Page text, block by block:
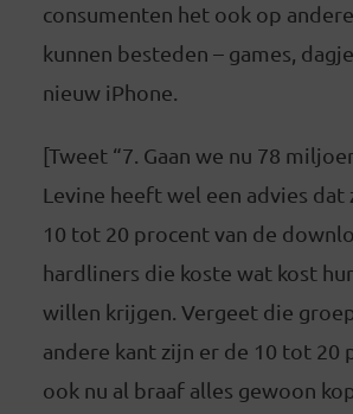
consumenten het ook op
kunnen besteden – games,
nieuw iPhone.
[Tweet “7. Gaan we nu 78
Levine heeft wel een advies dat
10 tot 20 procent van de
hardliners die koste wat kost
willen krijgen. Vergeet die
andere kant zijn er de 10 tot 20
ook nu al braaf alles gewoon